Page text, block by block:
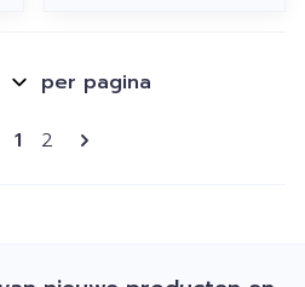
Pagina's
U lees momenteel pagina
1 Pagina
2
per pagina